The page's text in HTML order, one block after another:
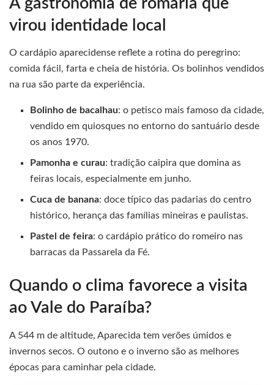
virou identidade local
O cardápio aparecidense reflete a rotina do peregrino:
comida fácil, farta e cheia de história. Os bolinhos vendidos
na rua são parte da experiência.
Bolinho de bacalhau: o petisco mais famoso da cidade,
vendido em quiosques no entorno do santuário desde
os anos 1970.
Pamonha e curau: tradição caipira que domina as
feiras locais, especialmente em junho.
Cuca de banana: doce típico das padarias do centro
histórico, herança das famílias mineiras e paulistas.
Pastel de feira: o cardápio prático do romeiro nas
barracas da Passarela da Fé.
Quando o clima favorece a visita
ao Vale do Paraíba?
A 544 m de altitude, Aparecida tem verões úmidos e
invernos secos. O outono e o inverno são as melhores
épocas para caminhar pela cidade.